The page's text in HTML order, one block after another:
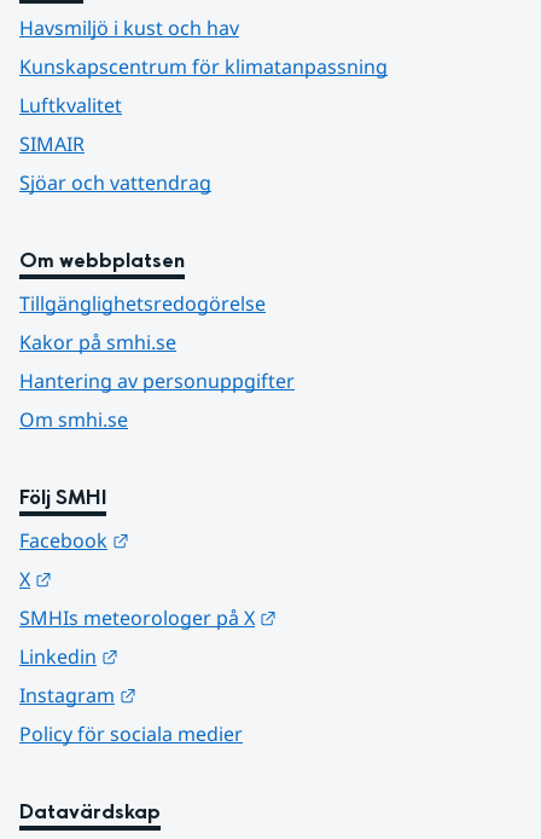
Havsmiljö i kust och hav
Kunskapscentrum för klimatanpassning
Luftkvalitet
SIMAIR
Sjöar och vattendrag
Om webbplatsen
Tillgänglighetsredogörelse
Kakor på smhi.se
Hantering av personuppgifter
Om smhi.se
Följ SMHI
Facebook
X
SMHIs meteorologer på X
Linkedin
Instagram
Policy för sociala medier
Datavärdskap